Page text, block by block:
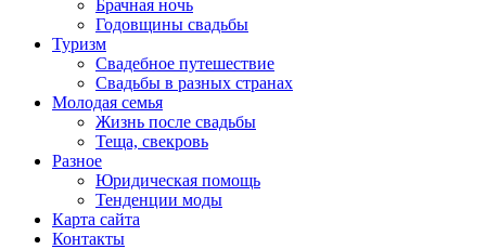
Брачная ночь
Годовщины свадьбы
Туризм
Свадебное путешествие
Свадьбы в разных странах
Молодая семья
Жизнь после свадьбы
Теща, свекровь
Разное
Юридическая помощь
Тенденции моды
Карта сайта
Контакты